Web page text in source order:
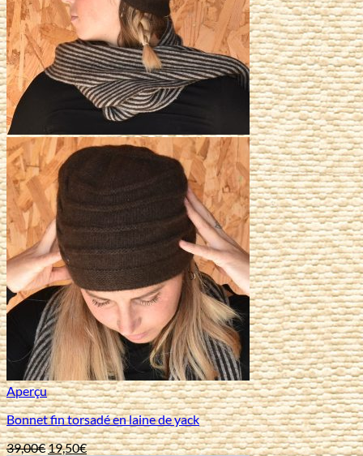
Aperçu
Bonnet fin torsadé en laine de yack
39,00€Le
19,50€Le